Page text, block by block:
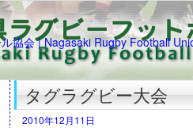
タグラグビー大会
2010年12月11日